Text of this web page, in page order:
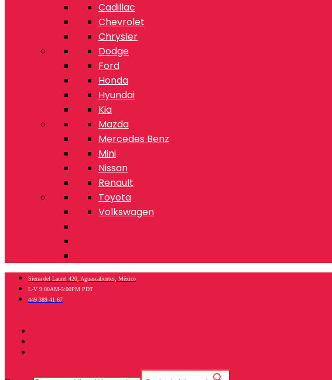
Cadillac
Chevrolet
Chrysler
Dodge
Ford
Honda
Hyundai
Kia
Mazda
Mercedes Benz
Mini
Nissan
Renault
Toyota
Volkswagen
Sierra del Laurel 420, Aguascalientes, México
L-V 9:00AM-5:00PM PDT
449 389 41 67